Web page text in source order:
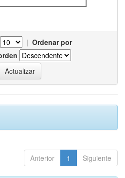
| Ordenar por
Anterior 1 Siguiente